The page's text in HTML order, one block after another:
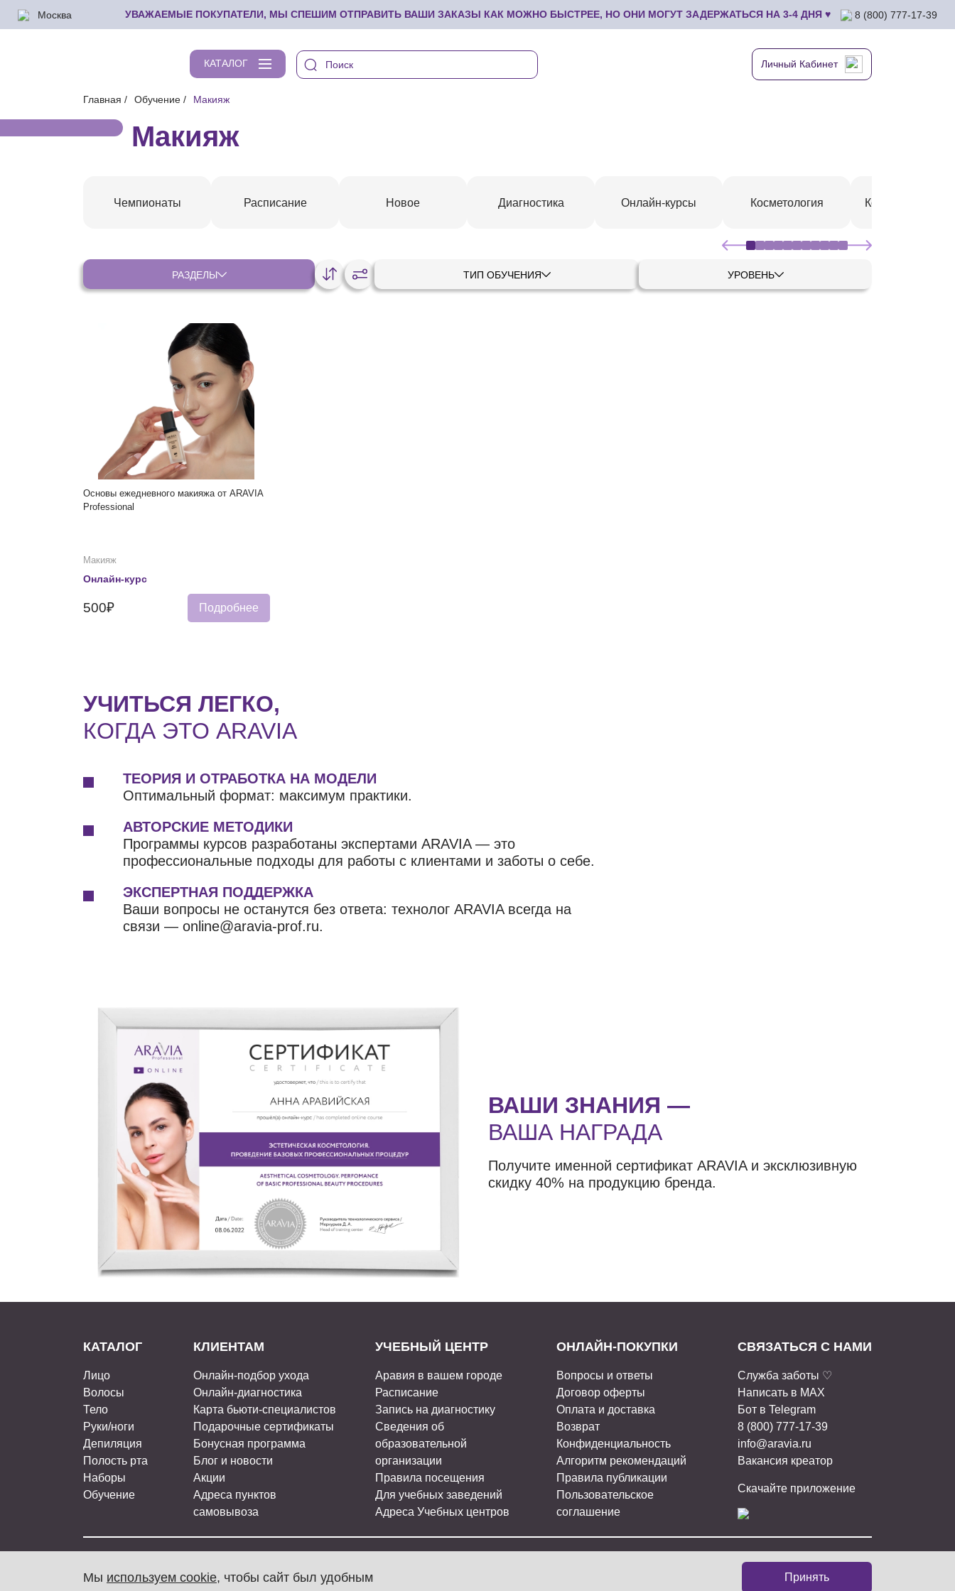
УВАЖАЕМЫЕ ПОКУПАТЕЛИ, МЫ СПЕШИМ ОТПРАВИТЬ ВАШИ ЗАКАЗЫ КАК МОЖНО БЫСТРЕЕ, НО ОНИ МОГУТ ЗАДЕРЖАТЬСЯ НА 3-4 ДНЯ ♥
Москва 8 (800) 777-17-39
КАТАЛОГ Личный Кабинет
Главная Обучение Макияж
Макияж
Чемпионаты Расписание Новое Диагностика Онлайн-курсы Косметология Коррекция
РАЗДЕЛЫ ТИП ОБУЧЕНИЯ УРОВЕНЬ
Основы ежедневного макияжа от ARAVIA
Professional
Макияж
Онлайн-курс
500₽ Подробнее
УЧИТЬСЯ ЛЕГКО,
КОГДА ЭТО ARAVIA
ТЕОРИЯ И ОТРАБОТКА НА МОДЕЛИ
Оптимальный формат: максимум практики.
АВТОРСКИЕ МЕТОДИКИ
Программы курсов разработаны экспертами ARAVIA — это
профессиональные подходы для работы с клиентами и заботы о себе.
ЭКСПЕРТНАЯ ПОДДЕРЖКА
Ваши вопросы не останутся без ответа: технолог ARAVIA всегда на
связи — online@aravia-prof.ru.
ВАШИ ЗНАНИЯ —
ВАША НАГРАДА
Получите именной сертификат ARAVIA и эксклюзивную
скидку 40% на продукцию бренда.
КАТАЛОГ
Лицо
Волосы
Тело
Руки/ноги
Депиляция
Полость рта
Наборы
Обучение
КЛИЕНТАМ
Онлайн-подбор ухода
Онлайн-диагностика
Карта бьюти-специалистов
Подарочные сертификаты
Бонусная программа
Блог и новости
Акции
Адреса пунктов
самовывоза
УЧЕБНЫЙ ЦЕНТР
Аравия в вашем городе
Расписание
Запись на диагностику
Сведения об
образовательной
организации
Правила посещения
Для учебных заведений
Адреса Учебных центров
ОНЛАЙН-ПОКУПКИ
Вопросы и ответы
Договор оферты
Оплата и доставка
Возврат
Конфиденциальность
Алгоритм рекомендаций
Правила публикации
Пользовательское
соглашение
СВЯЗАТЬСЯ С НАМИ
Служба заботы ♡
Написать в MAX
Бот в Telegram
8 (800) 777-17-39
info@aravia.ru
Вакансия креатор
Скачайте приложение
ARAVIA Professional, 2026 МЫ В СОЦИАЛЬНЫХ СЕТЯХ:
Мы используем cookie, чтобы сайт был удобным Принять